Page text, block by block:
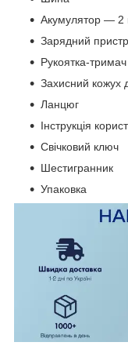
Акумулятор — 2
Зарядний
Рукоятка-тримач
Захисний кожух
Ланцюг
Інструкція
Свічковий ключ
Шестигранник
Упаковка